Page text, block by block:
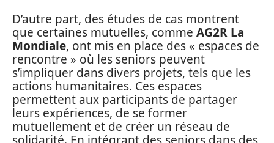
D’autre part, des études de cas montrent
que certaines mutuelles, comme AG2R La
Mondiale, ont mis en place des « espaces de
rencontre » où les seniors peuvent
s’impliquer dans divers projets, tels que les
actions humanitaires. Ces espaces
permettent aux participants de partager
leurs expériences, de se former
mutuellement et de créer un réseau de
solidarité. En intégrant des seniors dans des